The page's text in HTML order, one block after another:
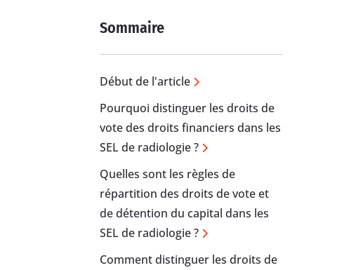
Sommaire
Début de l'article
Pourquoi distinguer les droits de
vote des droits financiers dans les
SEL de radiologie ?
Quelles sont les règles de
répartition des droits de vote et
de détention du capital dans les
SEL de radiologie ?
Comment distinguer les droits de